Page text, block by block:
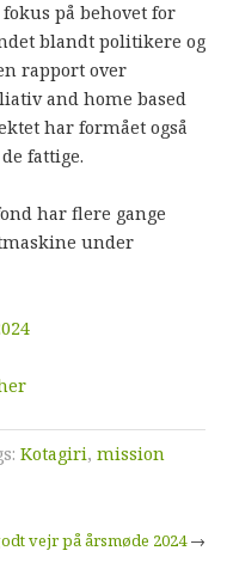
på behovet for
blandt politikere og
rapport over
and home based
har formået også
fattige.
har flere gange
under
Kotagiri, mission
vejr på årsmøde 2024→